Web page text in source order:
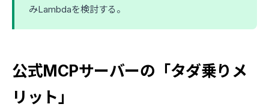
みLambdaを検討する。
公式MCPサーバーの「タダ乗りメ
リット」